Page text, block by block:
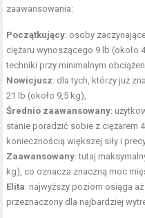
zaawansowania:
Początkujący: osoby
ciężaru wynoszącego 9 lb (około
techniki przy minimalnym
Nowicjusz: dla tych, którzy już
21 lb (około 9,5 kg),
Średnio zaawansowany:
stanie poradzić sobie z ciężarem
koniecznością większej siły i
Zaawansowany: tutaj
kg), co oznacza znaczną moc
Elita: najwyższy poziom osiąga
przeznaczony dla najbardziej